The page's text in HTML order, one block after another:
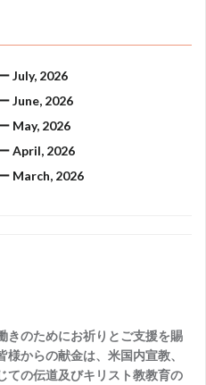
July, 2026
June, 2026
May, 2026
April, 2026
March, 2026
きのためにお祈りとご支援を賜
からの献金は、米国内宣教、
ての伝道及びキリスト教教育の